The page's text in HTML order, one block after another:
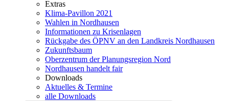
Extras
Klima-Pavillon 2021
Wahlen in Nordhausen
Informationen zu Krisenlagen
Rückgabe des ÖPNV an den Landkreis Nordhausen
Zukunftsbaum
Oberzentrum der Planungsregion Nord
Nordhausen handelt fair
Downloads
Aktuelles & Termine
alle Downloads